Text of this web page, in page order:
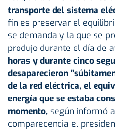
transporte del sistema
fin es preservar el
se demanda y la que se
produjo durante el día de
horas y durante cinco
desaparecieron
de la red eléctrica, el
energía que se estaba
momento, según informó
comparecencia el